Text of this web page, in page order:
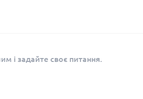
і задайте своє питання.